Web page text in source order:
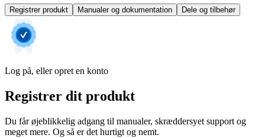
Registrer produkt Manualer og dokumentation Dele og tilbehør
Log på, eller opret en konto
Registrer dit produkt
Du får øjeblikkelig adgang til manualer, skræddersyet support og
meget mere. Og så er det hurtigt og nemt.